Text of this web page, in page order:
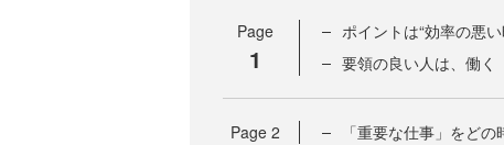
Page
1
ポイントは“効率の悪
要領の良い人は、働く
Page 2 「重要な仕事」をど